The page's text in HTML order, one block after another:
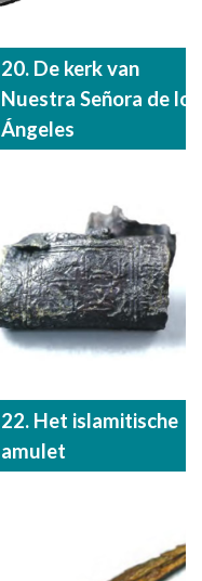
20. De kerk van
Nuestra Señora de los
Ángeles
22. Het islamitische
amulet